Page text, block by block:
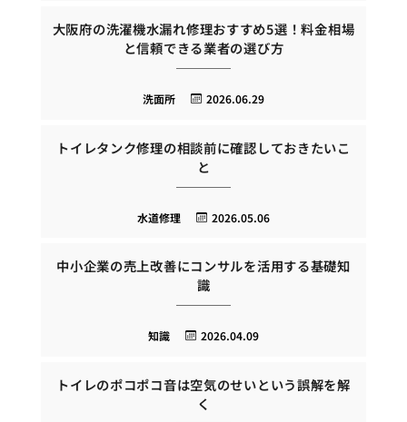
大阪府の洗濯機水漏れ修理おすすめ5選！料金相場
と信頼できる業者の選び方
2026.06.29
洗面所
トイレタンク修理の相談前に確認しておきたいこ
と
2026.05.06
水道修理
中小企業の売上改善にコンサルを活用する基礎知
識
2026.04.09
知識
トイレのポコポコ音は空気のせいという誤解を解
く